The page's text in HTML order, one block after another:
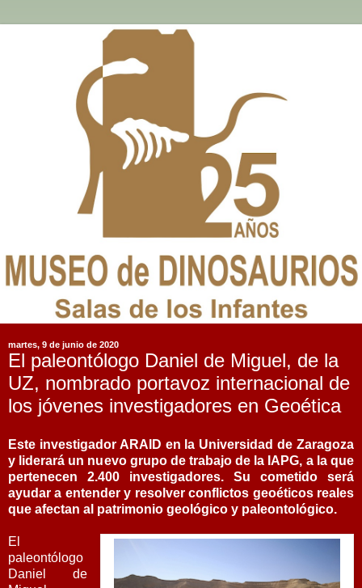
martes, 9 de junio de 2020
El paleontólogo Daniel de Miguel, de la
UZ, nombrado portavoz internacional de
los jóvenes investigadores en Geoética
Este investigador ARAID en la Universidad de Zaragoza
y liderará un nuevo grupo de trabajo de la IAPG, a la que
pertenecen 2.400 investigadores. Su cometido será
ayudar a entender y resolver conflictos geoéticos reales
que afectan al patrimonio geológico y paleontológico.
El
paleontólogo
Daniel de